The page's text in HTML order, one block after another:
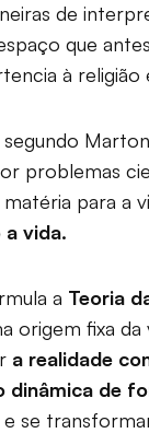
de
que
à religião
segundo
problemas
para a
vida.
a Teoria
origem fixa
a realidade
dinâmica de
e se